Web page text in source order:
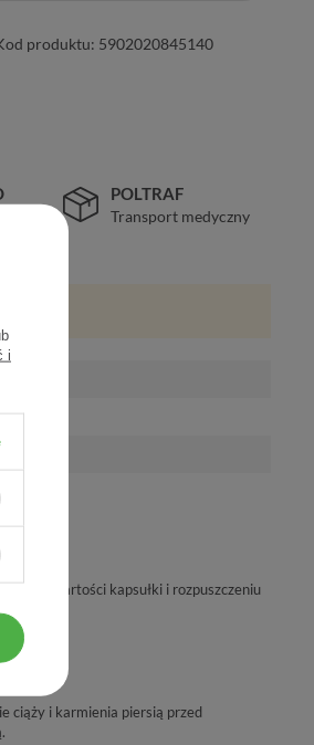
produktu: 5902020845140
POLTRAF
Transport medyczny
zawartości kapsułki i rozpuszczeniu
ciąży i karmienia piersią przed
i